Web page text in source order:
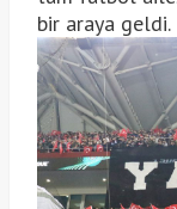
bir araya geldi.